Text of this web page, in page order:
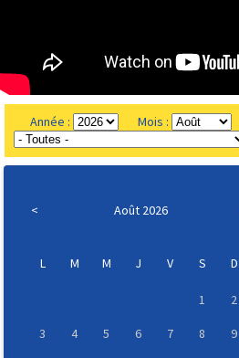
Année : Mois :
< Août 2026
L M M J V S D
1 2
3 4 5 6 7 8 9